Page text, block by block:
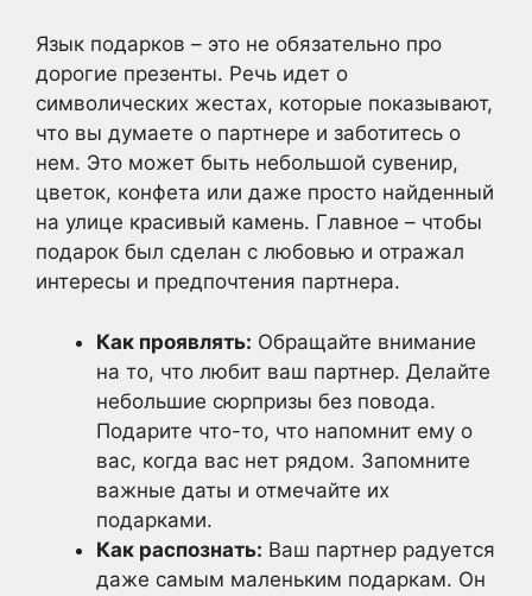
Язык подарков – это не обязательно про
дорогие презенты. Речь идет о
символических жестах, которые показывают,
что вы думаете о партнере и заботитесь о
нем. Это может быть небольшой сувенир,
цветок, конфета или даже просто найденный
на улице красивый камень. Главное – чтобы
подарок был сделан с любовью и отражал
интересы и предпочтения партнера.
Как проявлять: Обращайте внимание
на то, что любит ваш партнер. Делайте
небольшие сюрпризы без повода.
Подарите что-то, что напомнит ему о
вас, когда вас нет рядом. Запомните
важные даты и отмечайте их
подарками.
Как распознать: Ваш партнер радуется
даже самым маленьким подаркам. Он